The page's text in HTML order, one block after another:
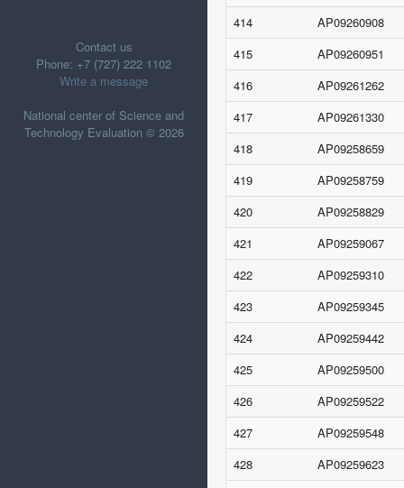
Contact us
Phone: +7 (727) 222 1102
Write a message
National center of Science and
Technology Evaluation © 2026
414
AP09260908
415
AP09260951
416
AP09261262
417
AP09261330
418
AP09258659
419
AP09258759
420
AP09258829
421
AP09259067
422
AP09259310
423
AP09259345
424
AP09259442
425
AP09259500
426
AP09259522
427
AP09259548
428
AP09259623